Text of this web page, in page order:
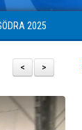
2025
>
<